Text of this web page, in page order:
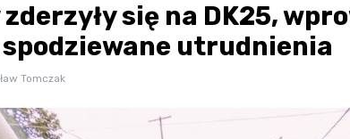
się na DK25,
spodziewane utrudnienia
Tomczak